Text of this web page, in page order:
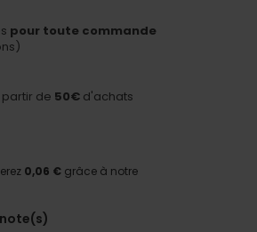
pour toute commande
de 50€ d'achats
0,06 € grâce à notre
note(s)